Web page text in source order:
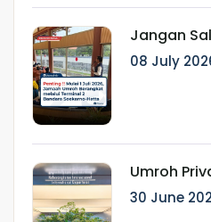
Jangan
Juli 2026,
08 July
Umroh
Ainur Rifki:
Eksklusif
30 June